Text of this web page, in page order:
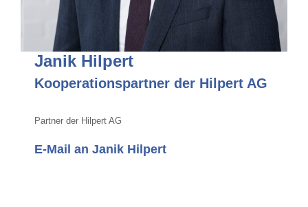
Janik Hilpert
Kooperationspartner der Hilpert AG
Partner der Hilpert AG
E-Mail an Janik Hilpert